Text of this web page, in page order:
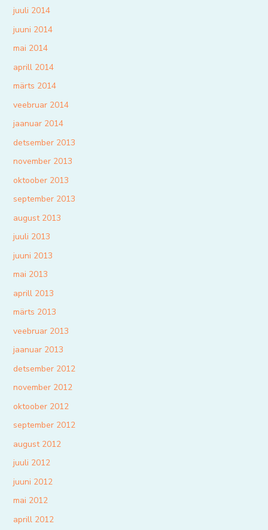
juuli 2014
juuni 2014
mai 2014
aprill 2014
märts 2014
veebruar 2014
jaanuar 2014
detsember 2013
november 2013
oktoober 2013
september 2013
august 2013
juuli 2013
juuni 2013
mai 2013
aprill 2013
märts 2013
veebruar 2013
jaanuar 2013
detsember 2012
november 2012
oktoober 2012
september 2012
august 2012
juuli 2012
juuni 2012
mai 2012
aprill 2012